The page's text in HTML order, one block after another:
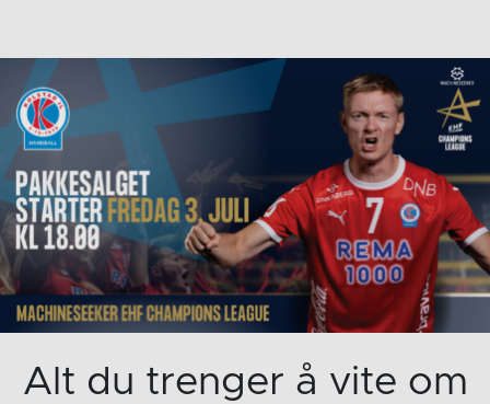
Alt du trenger å vite om